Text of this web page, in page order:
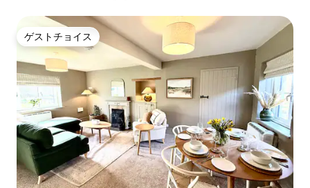
ゲストチョイス
ゲストチョイス